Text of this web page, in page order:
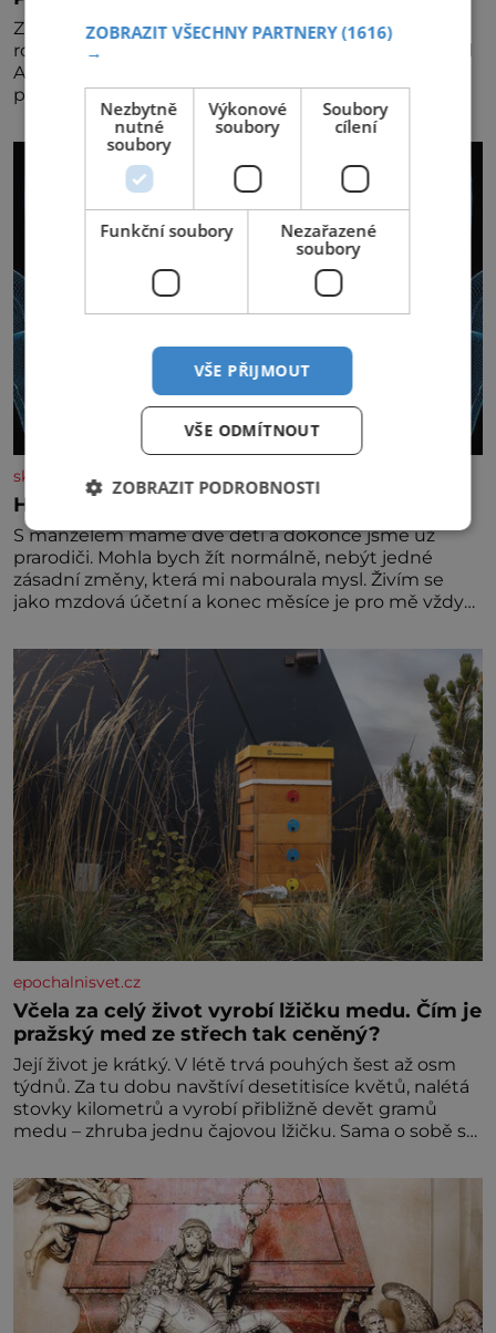
Za jejího tvůrce je považován Joe Sharidan, když v
roce 1943 u letiště irského města Foynes obsluhoval
Američany, kteří kvůli špatnému počasí nemohli
pokračovat v cestě. Povzbudil je tehdy kávou,
skutecnepribehy.cz
Hlas mě varuje před nebezpečím
S manželem máme dvě děti a dokonce jsme už
prarodiči. Mohla bych žít normálně, nebýt jedné
zásadní změny, která mi nabourala mysl. Živím se
jako mzdová účetní a konec měsíce je pro mě vždy
máme vnoučata, mi dcera čím dál častěji volá o
pomoc, co se hlídání týče. Dalo by se
epochalnisvet.cz
Včela za celý život vyrobí lžičku medu. Čím je
pražský med ze střech tak ceněný?
Její život je krátký. V létě trvá pouhých šest až osm
týdnů. Za tu dobu navštíví desetitisíce květů, nalétá
stovky kilometrů a vyrobí přibližně devět gramů
medu – zhruba jednu čajovou lžičku. Sama o sobě se
dalšími desítkami tisíc příslušnic svého včelstva,
vznikne jeden z nejdokonalejších organismů
ZOBRAZIT VŠECHNY PARTNERY(1616)
→
Nezbytně
nutné
soubory
Výkonové
soubory
Soubory
cílení
Funkční soubory
Nezařazené
soubory
VŠE PŘIJMOUT
VŠE ODMÍTNOUT
ZOBRAZIT PODROBNOSTI